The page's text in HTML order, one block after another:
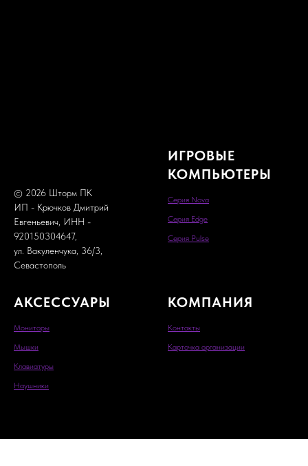
© 2026 Шторм ПК
ИП - Крючков Дмитрий
Евгеньевич, ИНН -
920150304647,
ул. Вакуленчука, 36/3,
Севастополь
ИГРОВЫЕ
КОМПЬЮТЕРЫ
Серия Nova
Серия Edge
Серия Pulse
АКСЕССУАРЫ
Мониторы
Мышки
Клавиатуры
Наушники
КОМПАНИЯ
Контакты
Карточка организации